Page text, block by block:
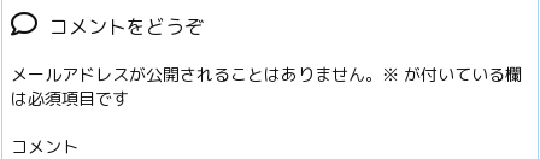
コメントをどうぞ
メールアドレスが公開されることはありません。 ※ が付いている欄
は必須項目です
コメント